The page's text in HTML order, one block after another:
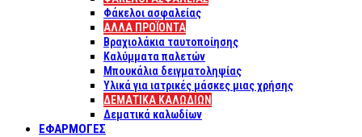
Φάκελοι ασφαλείας
ΑΛΛΑ ΠΡΟΪΟΝΤΑ
Βραχιολάκια ταυτοποίησης
Καλύμματα παλετών
Μπουκάλια δειγματοληψίας
Υλικά για ιατρικές μάσκες μιας χρήσης
ΔΕΜΑΤΙΚΆ ΚΑΛΩΔΊΩΝ
Δεματικά καλωδίων
ΕΦΑΡΜΟΓΈΣ